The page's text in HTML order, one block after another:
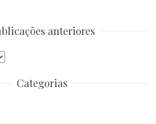
anteriores
Categorias